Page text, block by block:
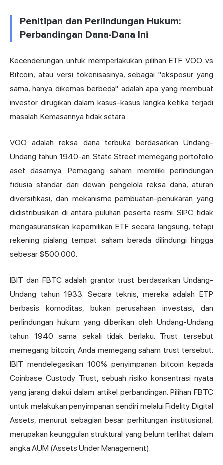
Penitipan dan Perlindungan Hukum:
Perbandingan Dana-Dana Ini
Kecenderungan untuk memperlakukan pilihan ETF VOO vs
Bitcoin, atau versi tokenisasinya, sebagai "eksposur yang
sama, hanya dikemas berbeda" adalah apa yang membuat
investor dirugikan dalam kasus-kasus langka ketika terjadi
masalah. Kemasannya tidak setara.
VOO adalah reksa dana terbuka berdasarkan Undang-
Undang tahun 1940-an. State Street memegang portofolio
aset dasarnya. Pemegang saham memiliki perlindungan
fidusia standar dari dewan pengelola reksa dana, aturan
diversifikasi, dan mekanisme pembuatan-penukaran yang
didistribusikan di antara puluhan peserta resmi. SIPC tidak
mengasuransikan kepemilikan ETF secara langsung, tetapi
rekening pialang tempat saham berada dilindungi hingga
sebesar $500.000.
IBIT dan FBTC adalah grantor trust berdasarkan Undang-
Undang tahun 1933. Secara teknis, mereka adalah ETP
berbasis komoditas, bukan perusahaan investasi, dan
perlindungan hukum yang diberikan oleh Undang-Undang
tahun 1940 sama sekali tidak berlaku. Trust tersebut
memegang bitcoin; Anda memegang saham trust tersebut.
IBIT mendelegasikan 100% penyimpanan bitcoin kepada
Coinbase Custody Trust, sebuah risiko konsentrasi nyata
yang jarang diakui dalam artikel perbandingan. Pilihan FBTC
untuk melakukan penyimpanan sendiri melalui Fidelity Digital
Assets, menurut sebagian besar perhitungan institusional,
merupakan keunggulan struktural yang belum terlihat dalam
angka AUM (Assets Under Management).